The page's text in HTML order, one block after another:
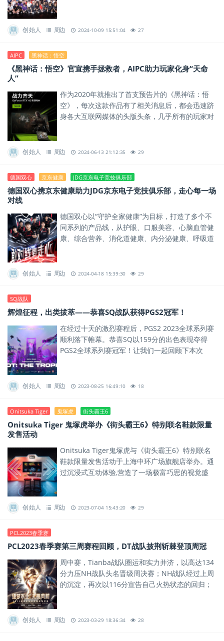
创始人 周边 2024-10-09 15:51:04 27
AIPC 黑神话：悟空
《黑神话：悟空》官宣携手拯救者，AIPC助力玩家化身“天命
人”
作为2020年就推出了首支预告片的《黑神话：悟
空》，每次这款作品有了相关消息后，都会迅速跻
身各大互联网媒体的头版头条，几乎所有的玩家对
创始人 周边 2024-06-13 21:12:35 29
德国双心 京东健康 JDG京东电子竞技俱乐部
德国双心携京东健康助力JDG京东电子竞技俱乐部，走心每一场
对线
德国双心以“守护全家健康”为目标，打造了多个不
同系列的产品线，从护眼、口服美容、心脑血管健
康、综合营养、消化道健康、内分泌健康、呼吸道
创始人 周边 2024-04-18 15:39:30 29
SQ战队
辉煌征程，出类拔萃——恭喜SQ战队获得PGS2冠军！
在经过十天的激烈赛程后，PGS2 2023全球系列赛
顺利落下帷幕。恭喜SQ以159分的出色表现夺得
PGS2全球系列赛冠军！让我们一起回顾下本次
创始人 周边 2023-08-25 16:49:10 18
Onitsuka Tiger 鬼塚虎 街头霸王6
Onitsuka Tiger 鬼塚虎举办《街头霸王6》特别联名鞋款限量
发售活动
Onitsuka Tiger鬼塚虎与《街头霸王6》特别联名
鞋款限量发售活动于上海中环广场旗舰店举办。通
过沉浸式互动体验,营造了一场极富巧思的视觉盛
创始人 周边 2023-07-04 15:43:20 29
PCL2023春季赛
PCL2023春季赛第三周赛程回顾，DT战队披荆斩棘登顶周冠
周中赛，Tianba战队圈运和实力并济，以高达134
分力压NH战队头名晋级周决赛；NH战队经过上周
的沉淀，再次以116分宣告自己火热状态的回归；
创始人 周边 2023-03-29 18:36:34 28